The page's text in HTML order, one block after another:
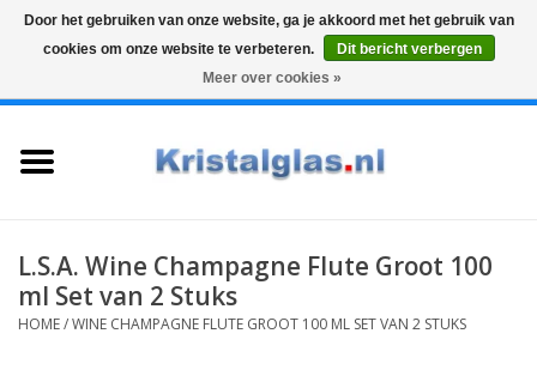
Graveren
Karaffen
Glas graveren
L.S.A. Wine Champagne Flute Groot 100
ml Set van 2 Stuks
HOME/WINE CHAMPAGNE FLUTE GROOT 100 ML SET VAN 2 STUKS
Door het gebruiken van onze website, ga je akkoord met het gebruik van
cookies om onze website te verbeteren.
Dit bericht verbergen
Meer over cookies »